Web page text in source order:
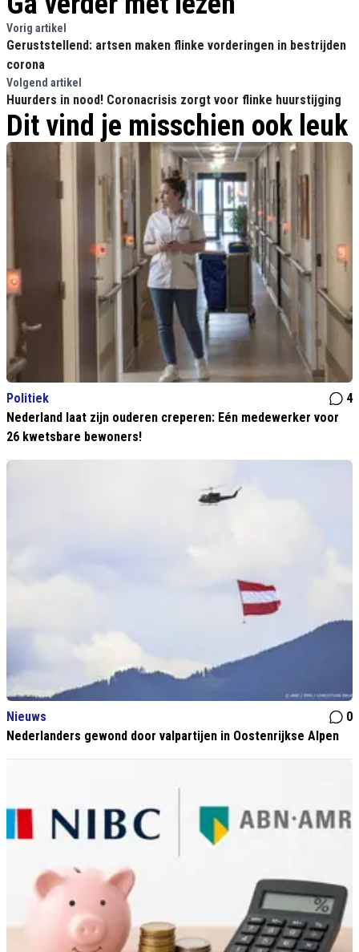
Vorig artikel
Geruststellend: artsen maken flinke vorderingen in bestrijden
corona
Volgend artikel
Huurders in nood! Coronacrisis zorgt voor flinke huurstijging
Dit vind je misschien ook leuk
Politiek
4
Nederland laat zijn ouderen creperen: Eén medewerker voor
26 kwetsbare bewoners!
Nieuws
0
Nederlanders gewond door valpartijen in Oostenrijkse Alpen